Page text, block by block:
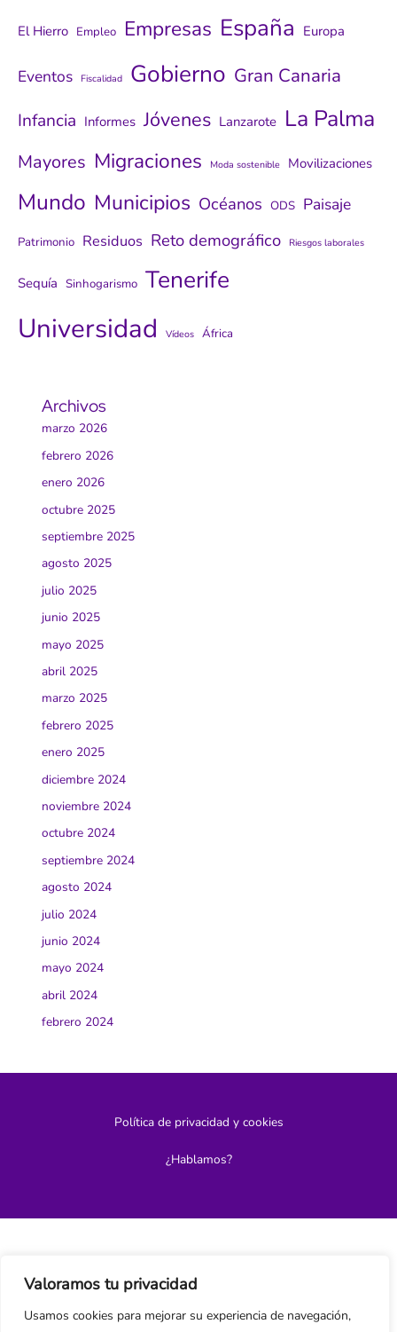
Valoramos tu privacidad
Usamos cookies para mejorar su experiencia de navegación,
El Hierro Empleo Empresas España Europa
Eventos Fiscalidad Gobierno Gran Canaria
Infancia Informes Jóvenes Lanzarote La Palma
Mayores Migraciones Moda sostenible Movilizaciones
Mundo Municipios Océanos ODS Paisaje
Patrimonio Residuos Reto demográfico Riesgos laborales
Sequía Sinhogarismo Tenerife
Universidad Vídeos África
Archivos
marzo 2026
febrero 2026
enero 2026
octubre 2025
septiembre 2025
agosto 2025
julio 2025
junio 2025
mayo 2025
abril 2025
marzo 2025
febrero 2025
enero 2025
diciembre 2024
noviembre 2024
octubre 2024
septiembre 2024
agosto 2024
julio 2024
junio 2024
mayo 2024
abril 2024
febrero 2024
Política de privacidad y cookies
¿Hablamos?